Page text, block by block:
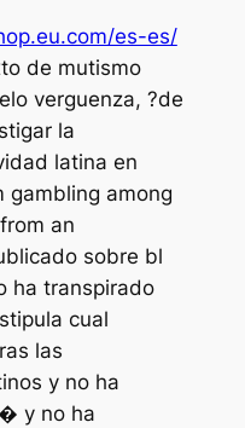
es-es/
de mutismo
verguenza, ?de
la
latina en
gambling among
an
sobre bl
ha transpirado
cual
las
y no ha
y no ha